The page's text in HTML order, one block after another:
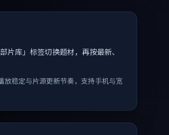
库」标签切换题材，再按最新、
稳定与片源更新节奏，支持手机与宽